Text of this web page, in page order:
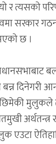
त्यसको
सरकार
छ ।
बन्न
मुलुकले
र